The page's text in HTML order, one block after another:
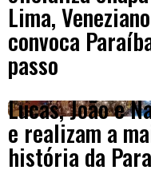
Lima,
convoca
passo
Lucas, João e
e realizam a
história da